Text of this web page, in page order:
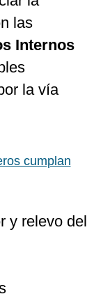
las
Internos
la vía
cumplan
y relevo del